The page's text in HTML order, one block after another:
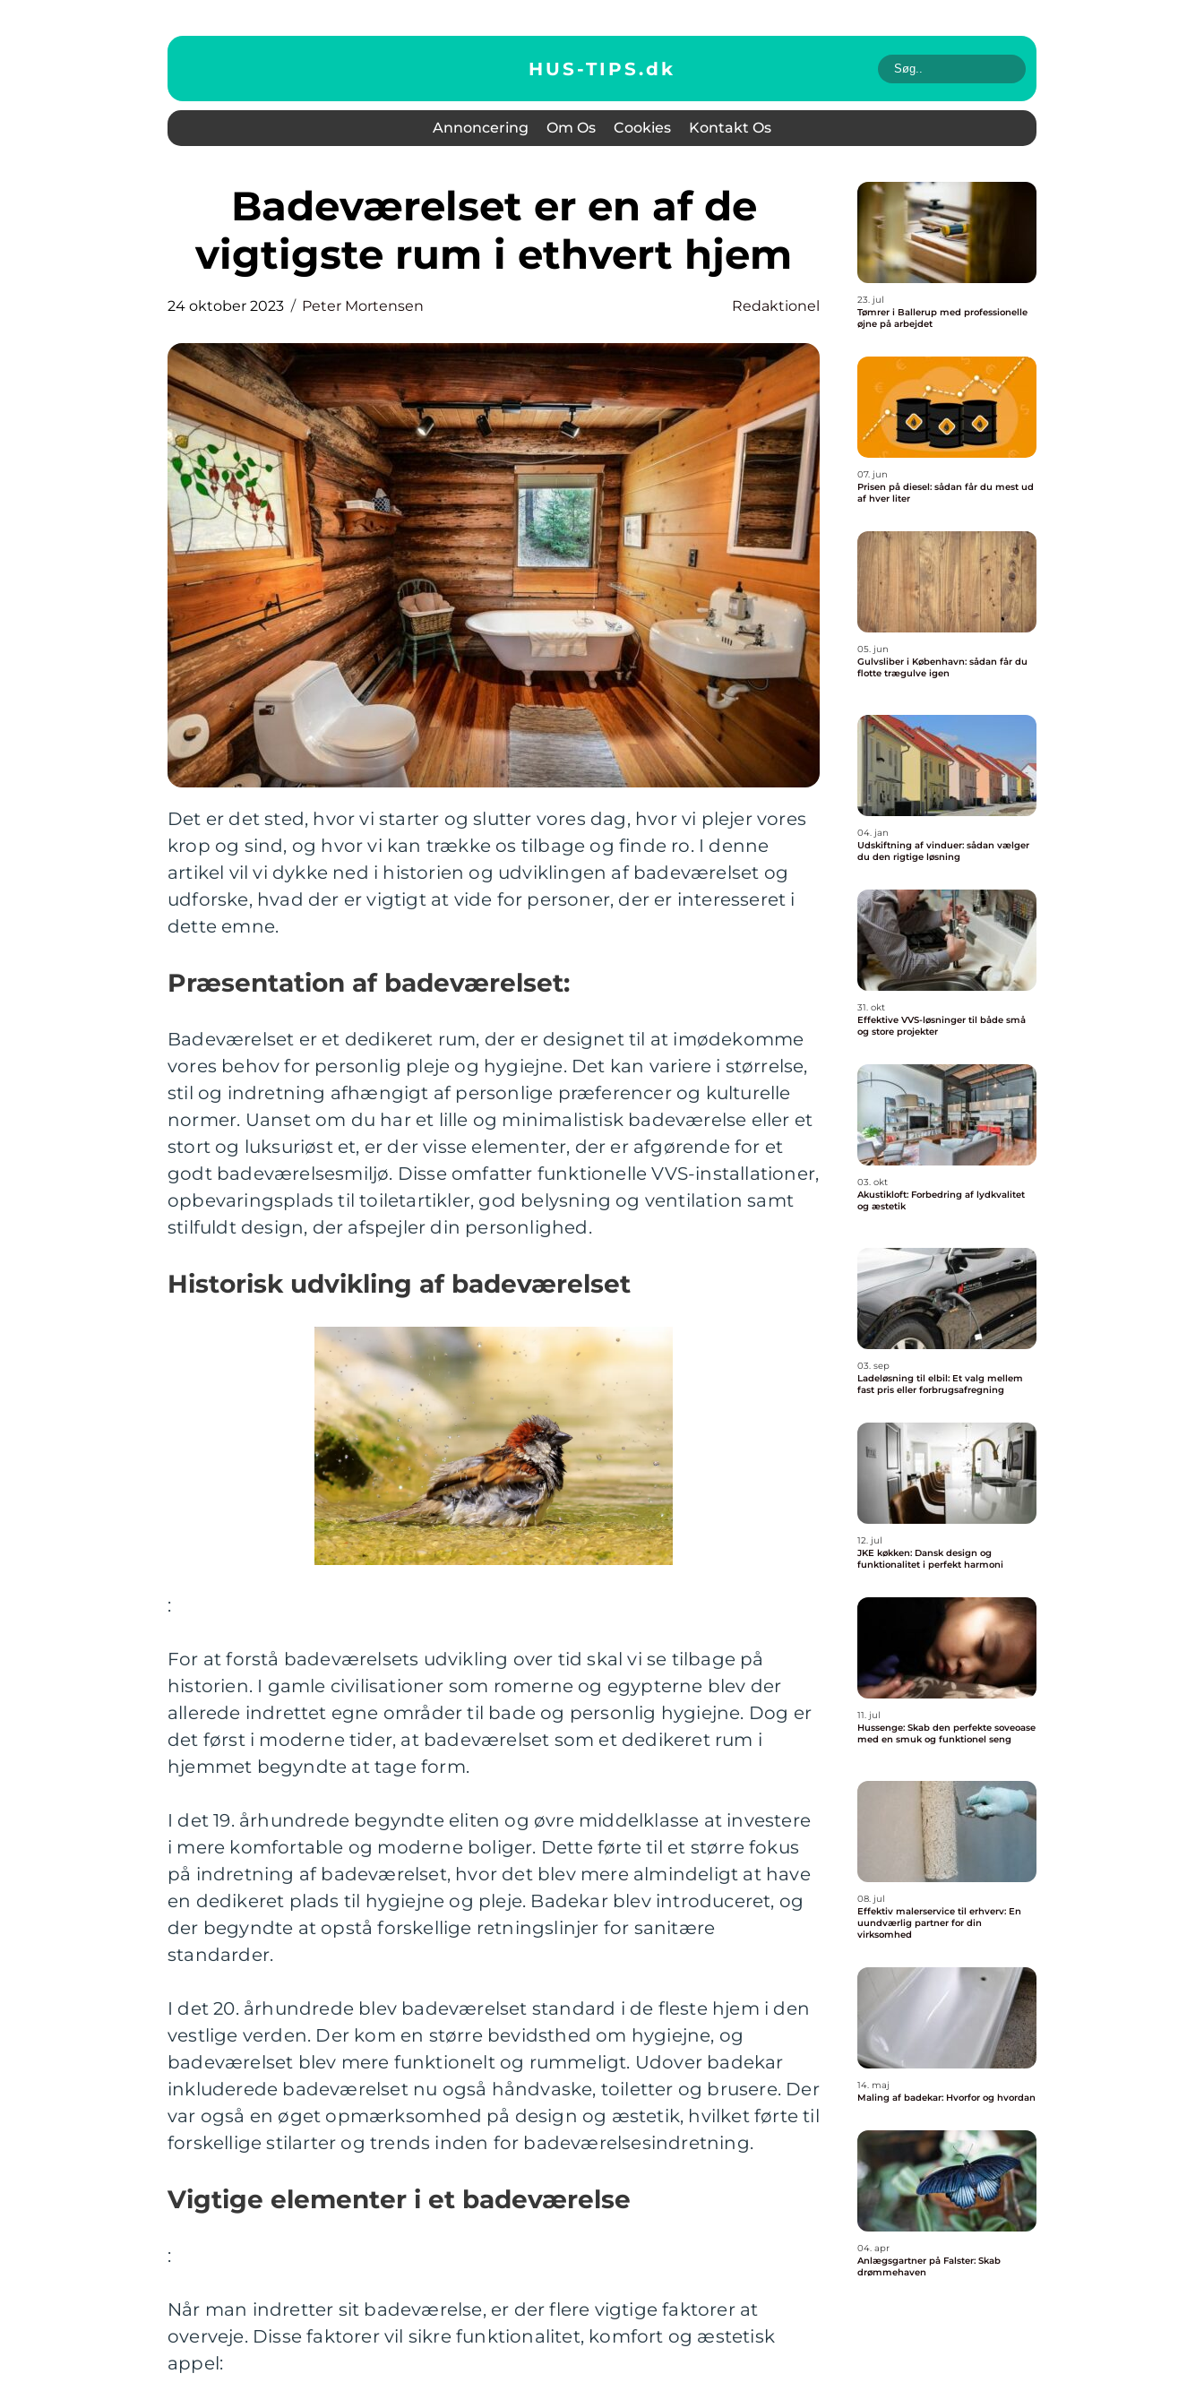
HUS-TIPS.dk
Annoncering Om Os Cookies Kontakt Os
Badeværelset er en af de
vigtigste rum i ethvert hjem
24 oktober 2023 Peter Mortensen Redaktionel
Det er det sted, hvor vi starter og slutter vores dag, hvor vi plejer vores
krop og sind, og hvor vi kan trække os tilbage og finde ro. I denne
artikel vil vi dykke ned i historien og udviklingen af badeværelset og
udforske, hvad der er vigtigt at vide for personer, der er interesseret i
dette emne.
Præsentation af badeværelset:
Badeværelset er et dedikeret rum, der er designet til at imødekomme
vores behov for personlig pleje og hygiejne. Det kan variere i størrelse,
stil og indretning afhængigt af personlige præferencer og kulturelle
normer. Uanset om du har et lille og minimalistisk badeværelse eller et
stort og luksuriøst et, er der visse elementer, der er afgørende for et
godt badeværelsesmiljø. Disse omfatter funktionelle VVS-installationer,
opbevaringsplads til toiletartikler, god belysning og ventilation samt
stilfuldt design, der afspejler din personlighed.
Historisk udvikling af badeværelset
:
For at forstå badeværelsets udvikling over tid skal vi se tilbage på
historien. I gamle civilisationer som romerne og egypterne blev der
allerede indrettet egne områder til bade og personlig hygiejne. Dog er
det først i moderne tider, at badeværelset som et dedikeret rum i
hjemmet begyndte at tage form.
I det 19. århundrede begyndte eliten og øvre middelklasse at investere
i mere komfortable og moderne boliger. Dette førte til et større fokus
på indretning af badeværelset, hvor det blev mere almindeligt at have
en dedikeret plads til hygiejne og pleje. Badekar blev introduceret, og
der begyndte at opstå forskellige retningslinjer for sanitære
standarder.
I det 20. århundrede blev badeværelset standard i de fleste hjem i den
vestlige verden. Der kom en større bevidsthed om hygiejne, og
badeværelset blev mere funktionelt og rummeligt. Udover badekar
inkluderede badeværelset nu også håndvaske, toiletter og brusere. Der
var også en øget opmærksomhed på design og æstetik, hvilket førte til
forskellige stilarter og trends inden for badeværelsesindretning.
Vigtige elementer i et badeværelse
:
Når man indretter sit badeværelse, er der flere vigtige faktorer at
overveje. Disse faktorer vil sikre funktionalitet, komfort og æstetisk
appel:
23. jul
Tømrer i Ballerup med professionelle
øjne på arbejdet
07. jun
Prisen på diesel: sådan får du mest ud
af hver liter
05. jun
Gulvsliber i København: sådan får du
flotte trægulve igen
04. jan
Udskiftning af vinduer: sådan vælger
du den rigtige løsning
31. okt
Effektive VVS-løsninger til både små
og store projekter
03. okt
Akustikloft: Forbedring af lydkvalitet
og æstetik
03. sep
Ladeløsning til elbil: Et valg mellem
fast pris eller forbrugsafregning
12. jul
JKE køkken: Dansk design og
funktionalitet i perfekt harmoni
11. jul
Hussenge: Skab den perfekte soveoase
med en smuk og funktionel seng
08. jul
Effektiv malerservice til erhverv: En
uundværlig partner for din
virksomhed
14. maj
Maling af badekar: Hvorfor og hvordan
04. apr
Anlægsgartner på Falster: Skab
drømmehaven